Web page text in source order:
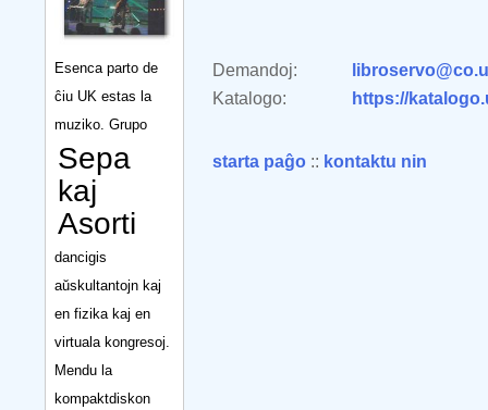
Esenca parto de
ĉiu UK estas la
muziko. Grupo
Sepa
kaj
Asorti
dancigis
aŭskultantojn kaj
en fizika kaj en
virtuala kongresoj.
Mendu la
kompaktdiskon
Demandoj:
Katalogo:
https://
starta paĝo :: kontaktu nin